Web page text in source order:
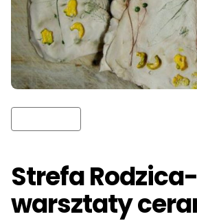
Strefa Rodzica-
warsztaty